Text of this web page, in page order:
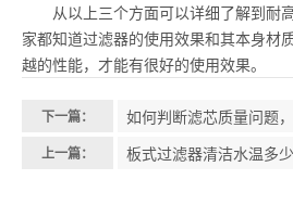
从以上三个方面可以详细了解到耐
家都知道过滤器的使用效果和其本身材
越的性能，才能有很好的使用效果。
下一篇： 如何判断滤芯质量问题
上一篇： 板式过滤器清洁水温多